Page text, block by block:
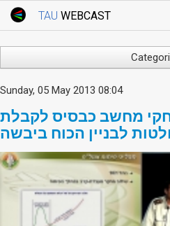
TAU WEBCAST
Webcast: Courses
Events
Live Webcast
TAU General Events
Faculty Events
YouTube Channel
Business & Management
Computers
Education
Faculty Events
Faculty of Law
History
Humanities
Sunday, 05 May 2013 08:04
מחשב כבסיס לקבלת
לבניין הכוח ביבשה